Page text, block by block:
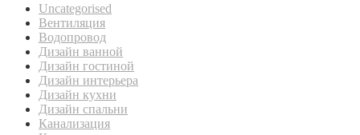
Uncategorised
Вентиляция
Водопровод
Дизайн ванной
Дизайн гостиной
Дизайн интерьера
Дизайн кухни
Дизайн спальни
Канализация